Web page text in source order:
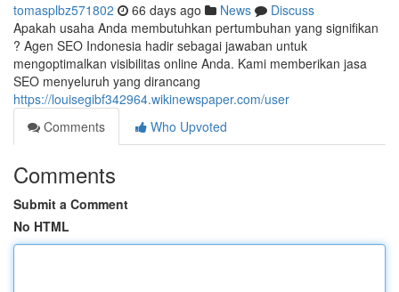
tomasplbz571802 66 days ago News
Discuss
Apakah usaha Anda membutuhkan pertumbuhan yang signifikan
? Agen SEO Indonesia hadir sebagai jawaban untuk
mengoptimalkan visibilitas online Anda. Kami memberikan jasa
SEO menyeluruh yang dirancang
https://louisegibf342964.wikinewspaper.com/user
Comments
Who Upvoted
Comments
Submit a Comment
No HTML